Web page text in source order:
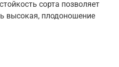
сорта позволяет
высокая, плодоношение